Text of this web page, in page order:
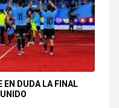
EN DUDA LA FINAL